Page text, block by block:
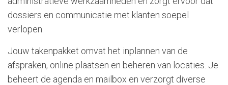
dossiers en communicatie met klanten soepel
verlopen.
Jouw takenpakket omvat het inplannen van de
afspraken, online plaatsen en beheren van locaties. Je
beheert de agenda en mailbox en verzorgt diverse